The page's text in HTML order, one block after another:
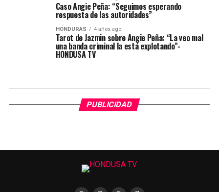
Caso Angie Peña: “Seguimos esperando
respuesta de las autoridades”
HONDURAS 4 años ago
Tarot de Jazmin sobre Angie Peña: “La veo mal
una banda criminal la está explotando”-
HONDUSA TV
PUBLICIDAD